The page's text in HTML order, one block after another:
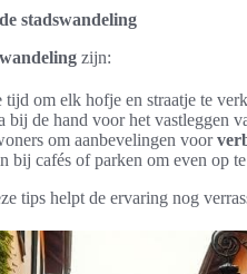
stadswandeling
zijn:
tijd om elk hofje en straatje te
bij de hand voor het vastleggen
om aanbevelingen voor
bij cafés of parken om even op
tips helpt de ervaring nog